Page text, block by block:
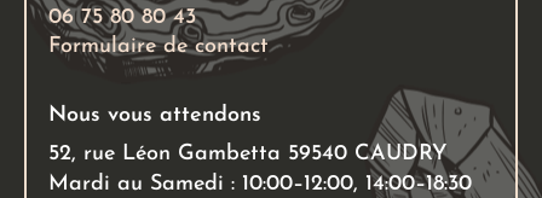
06 75 80 80 43
Formulaire de contact
Nous vous attendons
52, rue Léon Gambetta 59540 CAUDRY
Mardi au Samedi : 10:00–12:00, 14:00–18:30